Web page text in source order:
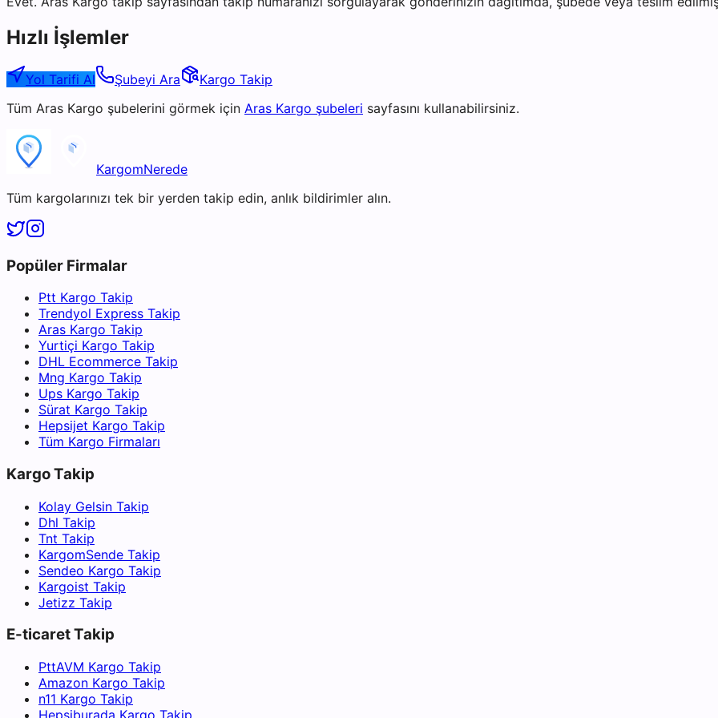
Hızlı İşlemler
Yol Tarifi Al Şubeyi Ara
Kargo Takip
Tüm Aras Kargo şubelerini görmek için Aras Kargo şubeleri sayfasını kullanabilirsiniz.
KargomNerede
Tüm kargolarınızı tek bir yerden takip edin, anlık bildirimler alın.
Popüler Firmalar
Ptt Kargo Takip
Trendyol Express Takip
Aras Kargo Takip
Yurtiçi Kargo Takip
DHL Ecommerce Takip
Mng Kargo Takip
Ups Kargo Takip
Sürat Kargo Takip
Hepsijet Kargo Takip
Tüm Kargo Firmaları
Kargo Takip
Kolay Gelsin Takip
Dhl Takip
Tnt Takip
KargomSende Takip
Sendeo Kargo Takip
Kargoist Takip
Jetizz Takip
E-ticaret Takip
PttAVM Kargo Takip
Amazon Kargo Takip
n11 Kargo Takip